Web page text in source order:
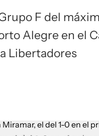
F del
Alegre en el
Libertadores